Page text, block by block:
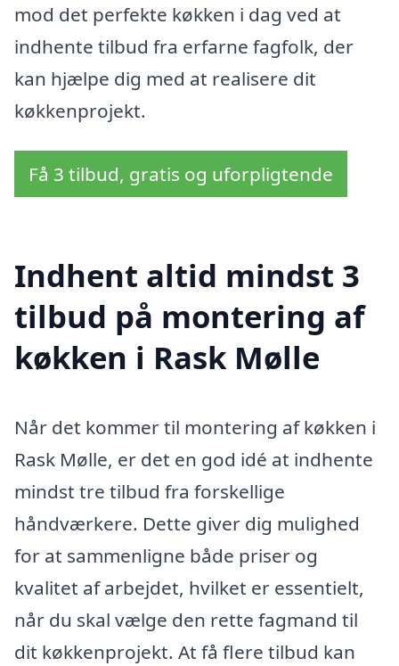
mod det perfekte køkken i dag ved at
indhente tilbud fra erfarne fagfolk, der
kan hjælpe dig med at realisere dit
køkkenprojekt.
Få 3 tilbud, gratis og uforpligtende
Indhent altid mindst 3
tilbud på montering af
køkken i Rask Mølle
Når det kommer til montering af køkken i
Rask Mølle, er det en god idé at indhente
mindst tre tilbud fra forskellige
håndværkere. Dette giver dig mulighed
for at sammenligne både priser og
kvalitet af arbejdet, hvilket er essentielt,
når du skal vælge den rette fagmand til
dit køkkenprojekt. At få flere tilbud kan